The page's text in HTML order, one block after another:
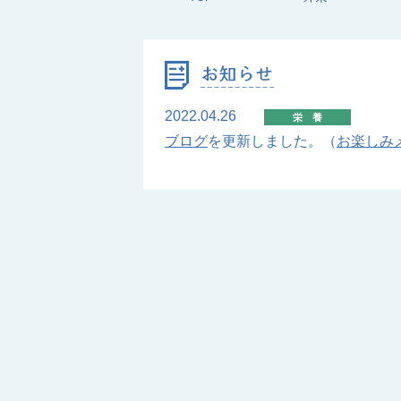
2022.04.26 栄養
ブログを更新しました。（お楽しみ